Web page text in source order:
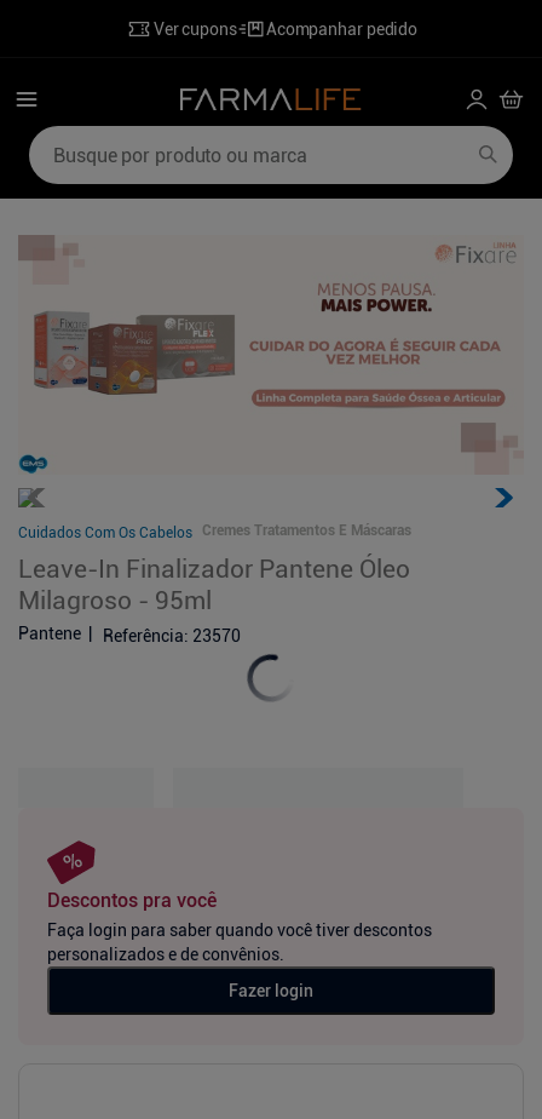
Ver cupons Acompanhar pedido
Busque por produto ou marca
Cuidados Com Os Cabelos Cremes Tratamentos E Máscaras
Leave-In Finalizador Pantene Óleo
Milagroso - 95ml
Pantene Referência: 23570
Descontos pra você
Faça login para saber quando você tiver descontos
personalizados e de convênios.
Fazer login
3º
shampoo
4º
ozivy
poviztra
8
desodorante
sabonete liquido
º wegovy